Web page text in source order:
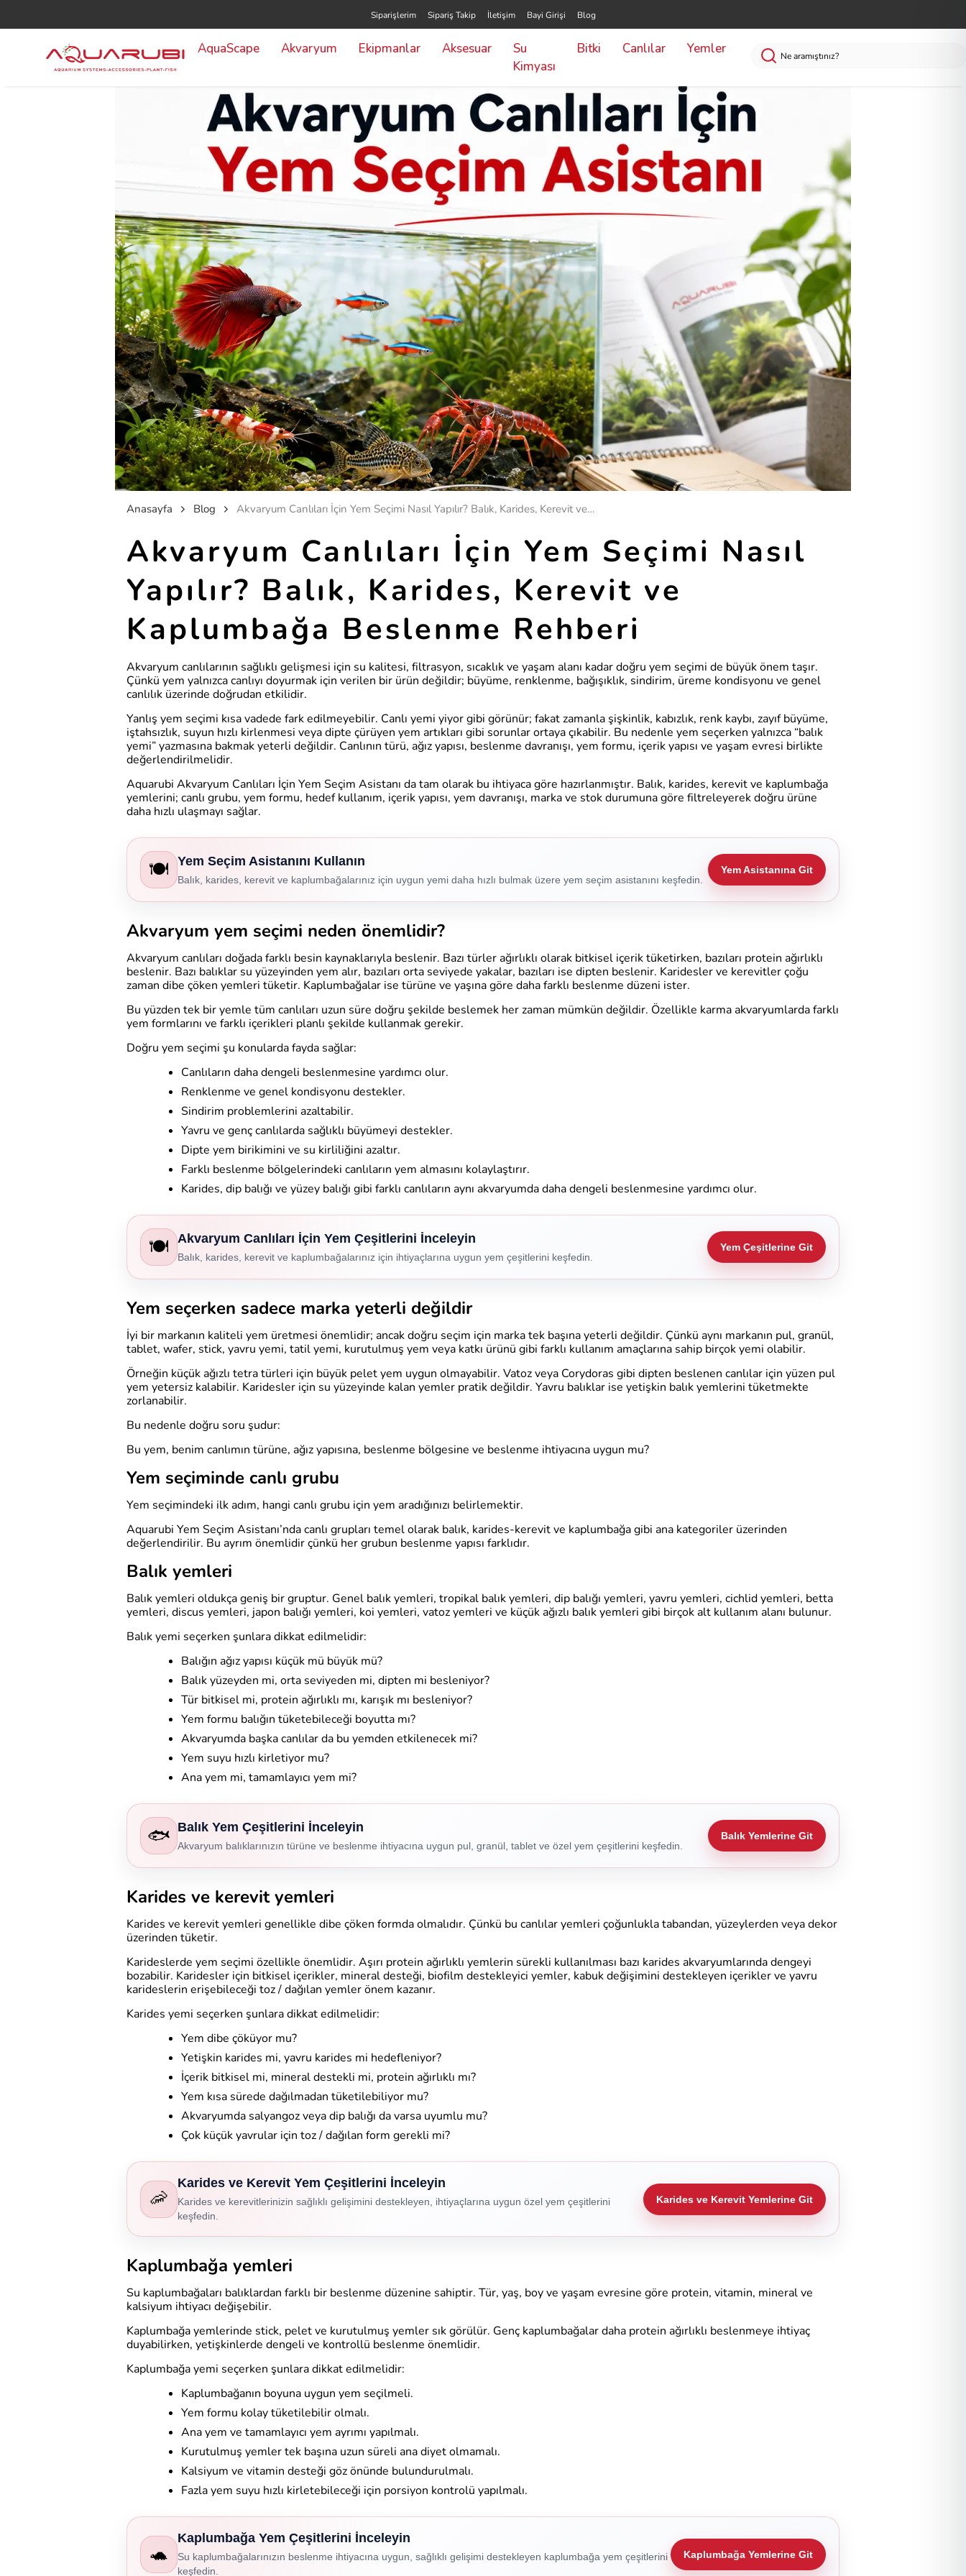
Siparişlerim Sipariş Takip İletişim Bayi Girişi Blog
AquaScape Akvaryum Ekipmanlar Aksesuar
Su
Kimyası
Bitki Canlılar Yemler
Anasayfa Blog Akvaryum Canlıları İçin Yem Seçimi Nasıl Yapılır? Balık, Karides, Kerevit ve Kaplumbağa Beslenme Rehberi
Akvaryum Canlıları İçin Yem Seçimi Nasıl
Yapılır? Balık, Karides, Kerevit ve
Kaplumbağa Beslenme Rehberi
Akvaryum canlılarının sağlıklı gelişmesi için su kalitesi, filtrasyon, sıcaklık ve yaşam alanı kadar doğru yem seçimi de büyük önem taşır.
Çünkü yem yalnızca canlıyı doyurmak için verilen bir ürün değildir; büyüme, renklenme, bağışıklık, sindirim, üreme kondisyonu ve genel
canlılık üzerinde doğrudan etkilidir.
Yanlış yem seçimi kısa vadede fark edilmeyebilir. Canlı yemi yiyor gibi görünür; fakat zamanla şişkinlik, kabızlık, renk kaybı, zayıf büyüme,
iştahsızlık, suyun hızlı kirlenmesi veya dipte çürüyen yem artıkları gibi sorunlar ortaya çıkabilir. Bu nedenle yem seçerken yalnızca “balık
yemi” yazmasına bakmak yeterli değildir. Canlının türü, ağız yapısı, beslenme davranışı, yem formu, içerik yapısı ve yaşam evresi birlikte
değerlendirilmelidir.
Aquarubi Akvaryum Canlıları İçin Yem Seçim Asistanı da tam olarak bu ihtiyaca göre hazırlanmıştır. Balık, karides, kerevit ve kaplumbağa
yemlerini; canlı grubu, yem formu, hedef kullanım, içerik yapısı, yem davranışı, marka ve stok durumuna göre filtreleyerek doğru ürüne
daha hızlı ulaşmayı sağlar.
🍽️ Yem Seçim Asistanını Kullanın
Balık, karides, kerevit ve kaplumbağalarınız için uygun yemi daha hızlı bulmak üzere yem seçim asistanını keşfedin.
Yem Asistanına Git
Akvaryum yem seçimi neden önemlidir?
Akvaryum canlıları doğada farklı besin kaynaklarıyla beslenir. Bazı türler ağırlıklı olarak bitkisel içerik tüketirken, bazıları protein ağırlıklı
beslenir. Bazı balıklar su yüzeyinden yem alır, bazıları orta seviyede yakalar, bazıları ise dipten beslenir. Karidesler ve kerevitler çoğu
zaman dibe çöken yemleri tüketir. Kaplumbağalar ise türüne ve yaşına göre daha farklı beslenme düzeni ister.
Bu yüzden tek bir yemle tüm canlıları uzun süre doğru şekilde beslemek her zaman mümkün değildir. Özellikle karma akvaryumlarda farklı
yem formlarını ve farklı içerikleri planlı şekilde kullanmak gerekir.
Doğru yem seçimi şu konularda fayda sağlar:
Canlıların daha dengeli beslenmesine yardımcı olur.
Renklenme ve genel kondisyonu destekler.
Sindirim problemlerini azaltabilir.
Yavru ve genç canlılarda sağlıklı büyümeyi destekler.
Dipte yem birikimini ve su kirliliğini azaltır.
Farklı beslenme bölgelerindeki canlıların yem almasını kolaylaştırır.
Karides, dip balığı ve yüzey balığı gibi farklı canlıların aynı akvaryumda daha dengeli beslenmesine yardımcı olur.
🍽️ Akvaryum Canlıları İçin Yem Çeşitlerini İnceleyin
Balık, karides, kerevit ve kaplumbağalarınız için ihtiyaçlarına uygun yem çeşitlerini keşfedin.
Yem Çeşitlerine Git
Yem seçerken sadece marka yeterli değildir
İyi bir markanın kaliteli yem üretmesi önemlidir; ancak doğru seçim için marka tek başına yeterli değildir. Çünkü aynı markanın pul, granül,
tablet, wafer, stick, yavru yemi, tatil yemi, kurutulmuş yem veya katkı ürünü gibi farklı kullanım amaçlarına sahip birçok yemi olabilir.
Örneğin küçük ağızlı tetra türleri için büyük pelet yem uygun olmayabilir. Vatoz veya Corydoras gibi dipten beslenen canlılar için yüzen pul
yem yetersiz kalabilir. Karidesler için su yüzeyinde kalan yemler pratik değildir. Yavru balıklar ise yetişkin balık yemlerini tüketmekte
zorlanabilir.
Bu nedenle doğru soru şudur:
Bu yem, benim canlımın türüne, ağız yapısına, beslenme bölgesine ve beslenme ihtiyacına uygun mu?
Yem seçiminde canlı grubu
Yem seçimindeki ilk adım, hangi canlı grubu için yem aradığınızı belirlemektir.
Aquarubi Yem Seçim Asistanı’nda canlı grupları temel olarak balık, karides-kerevit ve kaplumbağa gibi ana kategoriler üzerinden
değerlendirilir. Bu ayrım önemlidir çünkü her grubun beslenme yapısı farklıdır.
Balık yemleri
Balık yemleri oldukça geniş bir gruptur. Genel balık yemleri, tropikal balık yemleri, dip balığı yemleri, yavru yemleri, cichlid yemleri, betta
yemleri, discus yemleri, japon balığı yemleri, koi yemleri, vatoz yemleri ve küçük ağızlı balık yemleri gibi birçok alt kullanım alanı bulunur.
Balık yemi seçerken şunlara dikkat edilmelidir:
Balığın ağız yapısı küçük mü büyük mü?
Balık yüzeyden mi, orta seviyeden mi, dipten mi besleniyor?
Tür bitkisel mi, protein ağırlıklı mı, karışık mı besleniyor?
Yem formu balığın tüketebileceği boyutta mı?
Akvaryumda başka canlılar da bu yemden etkilenecek mi?
Yem suyu hızlı kirletiyor mu?
Ana yem mi, tamamlayıcı yem mi?
🐟 Balık Yem Çeşitlerini İnceleyin
Akvaryum balıklarınızın türüne ve beslenme ihtiyacına uygun pul, granül, tablet ve özel yem çeşitlerini keşfedin.
Balık Yemlerine Git
Karides ve kerevit yemleri
Karides ve kerevit yemleri genellikle dibe çöken formda olmalıdır. Çünkü bu canlılar yemleri çoğunlukla tabandan, yüzeylerden veya dekor
üzerinden tüketir.
Karideslerde yem seçimi özellikle önemlidir. Aşırı protein ağırlıklı yemlerin sürekli kullanılması bazı karides akvaryumlarında dengeyi
bozabilir. Karidesler için bitkisel içerikler, mineral desteği, biofilm destekleyici yemler, kabuk değişimini destekleyen içerikler ve yavru
karideslerin erişebileceği toz / dağılan yemler önem kazanır.
Karides yemi seçerken şunlara dikkat edilmelidir:
Yem dibe çöküyor mu?
Yetişkin karides mi, yavru karides mi hedefleniyor?
İçerik bitkisel mi, mineral destekli mi, protein ağırlıklı mı?
Yem kısa sürede dağılmadan tüketilebiliyor mu?
Akvaryumda salyangoz veya dip balığı da varsa uyumlu mu?
Çok küçük yavrular için toz / dağılan form gerekli mi?
🦐
Karides ve Kerevit Yem Çeşitlerini İnceleyin
Karides ve kerevitlerinizin sağlıklı gelişimini destekleyen, ihtiyaçlarına uygun özel yem çeşitlerini
keşfedin.
Karides ve Kerevit Yemlerine Git
Kaplumbağa yemleri
Su kaplumbağaları balıklardan farklı bir beslenme düzenine sahiptir. Tür, yaş, boy ve yaşam evresine göre protein, vitamin, mineral ve
kalsiyum ihtiyacı değişebilir.
Kaplumbağa yemlerinde stick, pelet ve kurutulmuş yemler sık görülür. Genç kaplumbağalar daha protein ağırlıklı beslenmeye ihtiyaç
duyabilirken, yetişkinlerde dengeli ve kontrollü beslenme önemlidir.
Kaplumbağa yemi seçerken şunlara dikkat edilmelidir:
Kaplumbağanın boyuna uygun yem seçilmeli.
Yem formu kolay tüketilebilir olmalı.
Ana yem ve tamamlayıcı yem ayrımı yapılmalı.
Kurutulmuş yemler tek başına uzun süreli ana diyet olmamalı.
Kalsiyum ve vitamin desteği göz önünde bulundurulmalı.
Fazla yem suyu hızlı kirletebileceği için porsiyon kontrolü yapılmalı.
🐢
Kaplumbağa Yem Çeşitlerini İnceleyin
Su kaplumbağalarınızın beslenme ihtiyacına uygun, sağlıklı gelişimi destekleyen kaplumbağa yem çeşitlerini
keşfedin.
Kaplumbağa Yemlerine Git